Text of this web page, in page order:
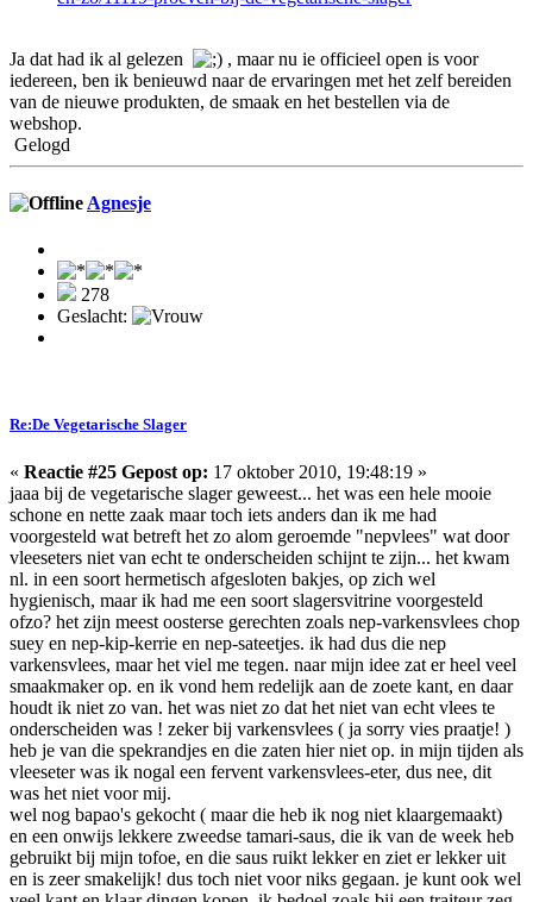
Ja dat had ik al gelezen
, maar nu ie officieel open is voor
iedereen, ben ik benieuwd naar de ervaringen met het zelf bereiden
van de nieuwe produkten, de smaak en het bestellen via de
webshop.
Gelogd
Agnesje
278
Geslacht:
Re:De Vegetarische Slager
« Reactie #25 Gepost op: 17 oktober 2010, 19:48:19 »
jaaa bij de vegetarische slager geweest... het was een hele mooie
schone en nette zaak maar toch iets anders dan ik me had
voorgesteld wat betreft het zo alom geroemde "nepvlees" wat door
vleeseters niet van echt te onderscheiden schijnt te zijn... het kwam
nl. in een soort hermetisch afgesloten bakjes, op zich wel
hygienisch, maar ik had me een soort slagersvitrine voorgesteld
ofzo? het zijn meest oosterse gerechten zoals nep-varkensvlees chop
suey en nep-kip-kerrie en nep-sateetjes. ik had dus die nep
varkensvlees, maar het viel me tegen. naar mijn idee zat er heel veel
smaakmaker op. en ik vond hem redelijk aan de zoete kant, en daar
houdt ik niet zo van. het was niet zo dat het niet van echt vlees te
onderscheiden was ! zeker bij varkensvlees ( ja sorry vies praatje! )
heb je van die spekrandjes en die zaten hier niet op. in mijn tijden als
vleeseter was ik nogal een fervent varkensvlees-eter, dus nee, dit
was het niet voor mij.
wel nog bapao's gekocht ( maar die heb ik nog niet klaargemaakt)
en een onwijs lekkere zweedse tamari-saus, die ik van de week heb
gebruikt bij mijn tofoe, en die saus ruikt lekker en ziet er lekker uit
en is zeer smakelijk! dus toch niet voor niks gegaan. je kunt ook wel